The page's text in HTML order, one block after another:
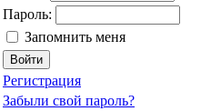
Пароль:
Запомнить меня
Регистрация
Забыли свой пароль?